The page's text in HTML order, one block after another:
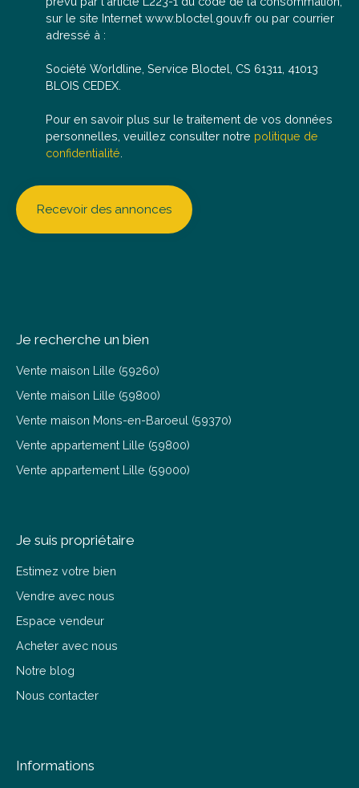
une visite ou réaliser une estimation gratuite de votre
bien actuel.
sur le site Internet www.bloctel.gouv.fr ou par courrier
adressé à :
Société Worldline, Service Bloctel, CS 61311, 41013
BLOIS CEDEX.
Pour en savoir plus sur le traitement de vos données
personnelles, veuillez consulter notre politique de
confidentialité
Recevoir des annonces
Je recherche un bien
Vente maison Lille (59260)
Vente maison Lille (59800)
Vente maison Mons-en-Baroeul (59370)
Vente appartement Lille (59800)
Vente appartement Lille (59000)
Je suis propriétaire
Estimez votre bien
Vendre avec nous
Espace vendeur
Acheter avec nous
Notre blog
Nous contacter
Informations